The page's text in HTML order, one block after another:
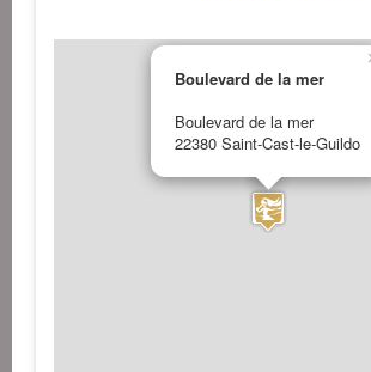
Boulevard de la mer
Boulevard de la mer
22380 Saint-Cast-le-Guildo